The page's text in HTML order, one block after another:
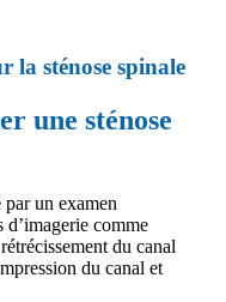
la sténose spinale
une sténose
par un examen
d’imagerie comme
du canal
du canal et